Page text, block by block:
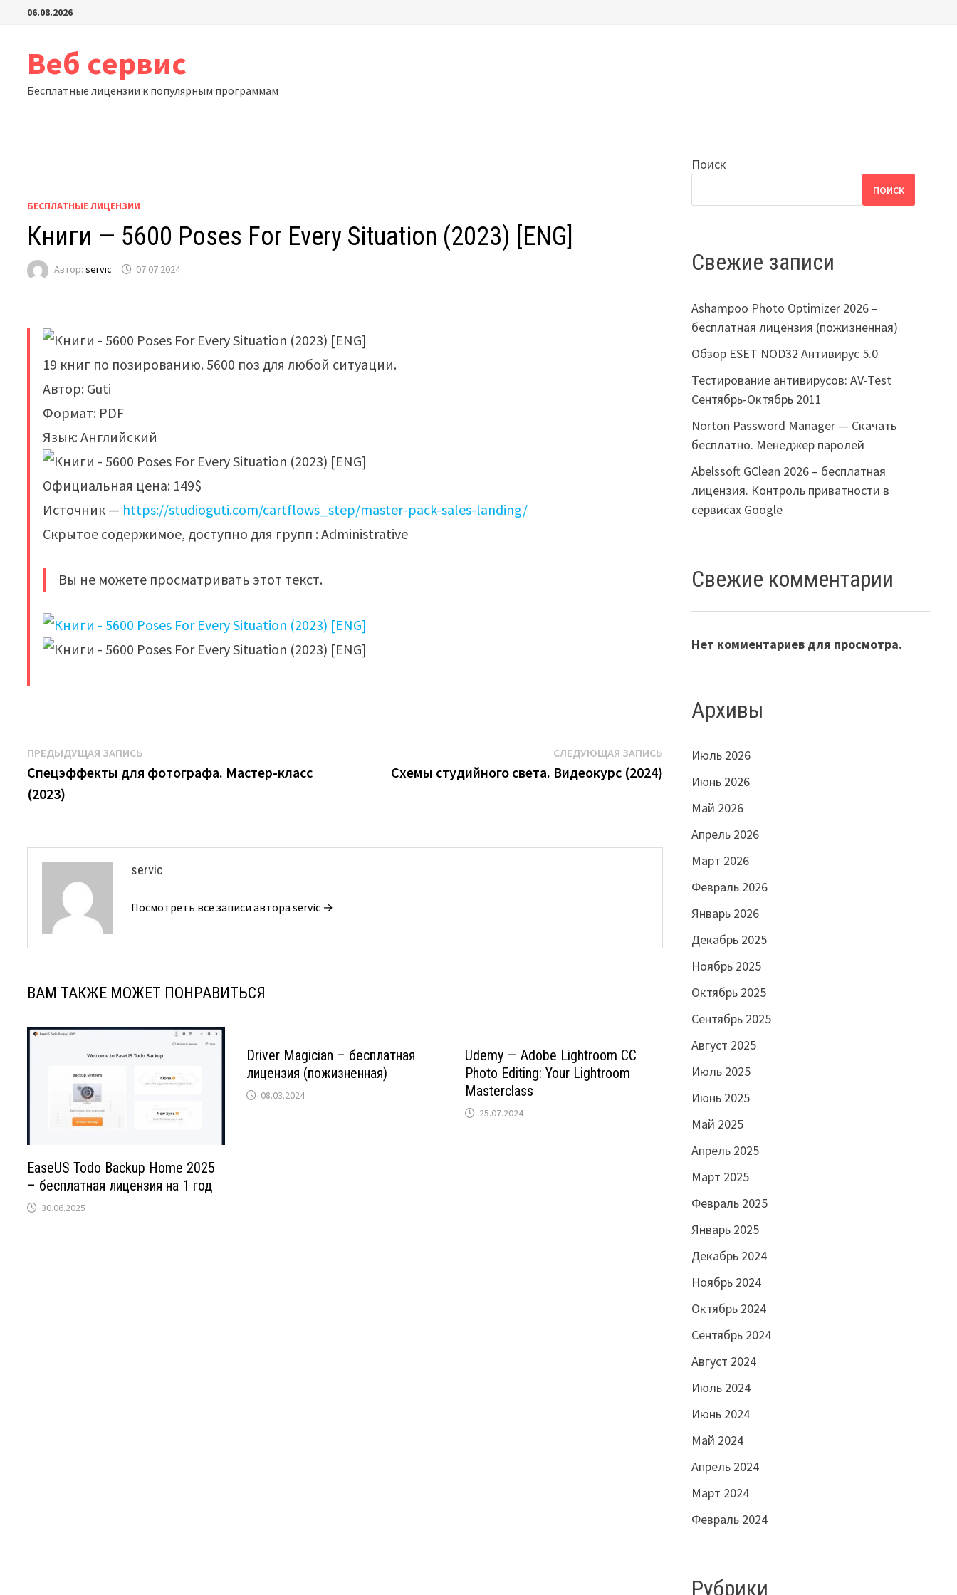
Перейти
содержимому
06.08.2026
Веб сервис
Бесплатные лицензии к популярным программам
БЕСПЛАТНЫЕ ЛИЦЕНЗИИ
Книги — 5600 Poses For Every Situation (2023) [ENG]
Автор:servic 07.07.2024
19 книг по позированию. 5600 поз для любой ситуации.
Автор: Guti
Формат: PDF
Язык: Английский
Официальная цена: 149$
Источник — https://studioguti.com/cartflows_step/master-pack-sales-landing/
Скрытое содержимое, доступно для групп : Administrative
Вы не можете просматривать этот текст.
Навигация
по
записям
ПРЕДЫДУЩАЯ ЗАПИСЬ
запись:
Спецэффекты для фотографа. Мастер-класс
(2023)
СЛЕДУЮЩАЯ ЗАПИСЬСледующая
запись:
Схемы студийного света. Видеокурс (2024)
servic
Посмотреть все записи автора servic →
ВАМ ТАКЖЕ МОЖЕТ ПОНРАВИТЬСЯ
EaseUS Todo Backup Home 2025
– бесплатная лицензия на 1 год
30.06.2025
Driver Magician – бесплатная
лицензия (пожизненная)
08.03.2024
Udemy — Adobe Lightroom CC
Photo Editing: Your Lightroom
Masterclass
25.07.2024
Поиск
ПОИСК
Свежие записи
Ashampoo Photo Optimizer 2026 –
бесплатная лицензия (пожизненная)
Обзор ESET NOD32 Антивирус 5.0
Тестирование антивирусов: AV-Test
Сентябрь-Октябрь 2011
Norton Password Manager — Скачать
бесплатно. Менеджер паролей
Abelssoft GClean 2026 – бесплатная
лицензия. Контроль приватности в
сервисах Google
Свежие комментарии
Нет комментариев для просмотра.
Архивы
Июль 2026
Июнь 2026
Май 2026
Апрель 2026
Март 2026
Февраль 2026
Январь 2026
Декабрь 2025
Ноябрь 2025
Октябрь 2025
Сентябрь 2025
Август 2025
Июль 2025
Июнь 2025
Май 2025
Апрель 2025
Март 2025
Февраль 2025
Январь 2025
Декабрь 2024
Ноябрь 2024
Октябрь 2024
Сентябрь 2024
Август 2024
Июль 2024
Июнь 2024
Май 2024
Апрель 2024
Март 2024
Февраль 2024
Рубрики